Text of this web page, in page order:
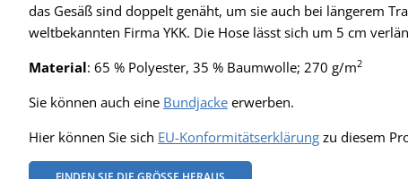
das Gesäß sind doppelt genäht, um sie auch bei längerem
weltbekannten Firma YKK. Die Hose lässt sich um 5 cm
Material: 65 % Polyester, 35 % Baumwolle; 270 g/m2
Sie können auch eine Bundjacke erwerben.
Hier können Sie sich EU-Konformitätserklärung zu diesem